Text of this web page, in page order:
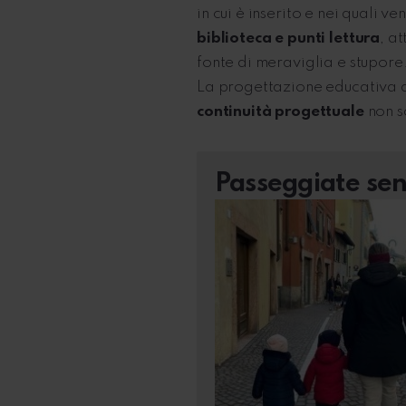
in cui è inserito e nei quali
biblioteca e punti lettura,
fonte di meraviglia e stupore.
La progettazione educativa
continuità progettuale non
Passeggiate